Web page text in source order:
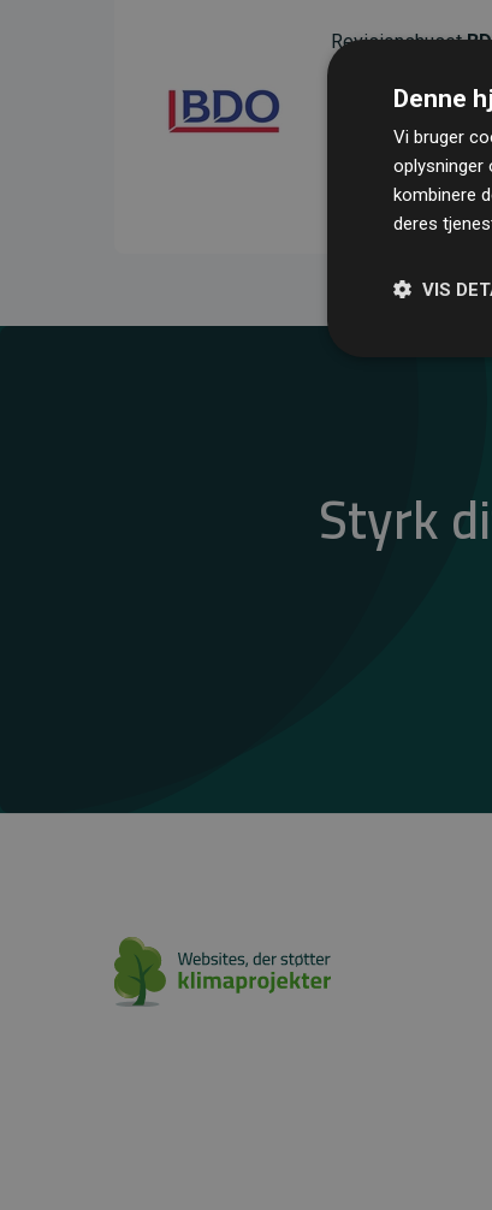
Revisionshuset
gennemsnit
CO₂-udledninger .
Styrk
Denne
Vi bruger
oplysninger
kombinere
deres
VIS